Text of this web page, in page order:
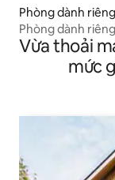
Phòng dành
Phòng dành
Vừa thoải
mức